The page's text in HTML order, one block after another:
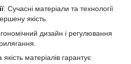
: Сучасні матеріали та технології
якість.
дизайн і регулювання
якість матеріалів гарантує